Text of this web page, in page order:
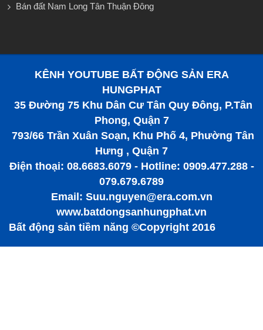
Bán đất Nam Long Tân Thuận Đông
KÊNH YOUTUBE BẤT ĐỘNG SẢN ERA
HUNGPHAT
35 Đường 75 Khu Dân Cư Tân Quy Đông, P.Tân
Phong, Quận 7
793/66 Trần Xuân Soạn, Khu Phố 4, Phường Tân
Hưng , Quận 7
Điện thoại: 08.6683.6079 - Hotline: 0909.477.288 -
079.679.6789
Email: Suu.nguyen@era.com.vn
www.batdongsanhungphat.vn
Bất động sản tiềm năng ©Copyright 2016